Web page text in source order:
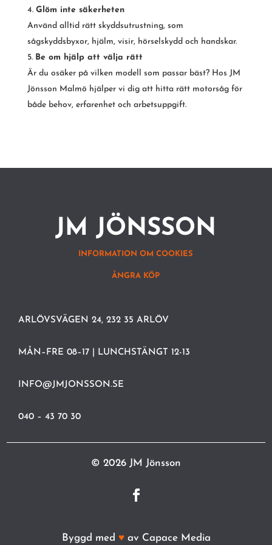
Glöm inte säkerheten
Använd alltid rätt skyddsutrustning, som
sågskyddsbyxor, hjälm, visir, hörselskydd och handskar.
Be om hjälp att välja rätt
Är du osäker på vilken modell som passar bäst? Hos JM
Jönsson Malmö hjälper vi dig att hitta rätt motorsåg för
både behov, erfarenhet och arbetsuppgift.
JM JÖNSSON
INFORMATION OM COOKIES
ÅNGRA KÖP
ARLÖVSVÄGEN 24, 232 35 ARLÖV
MÅN–FRE 08–17 | LUNCHSTÄNGT 12-13
INFO@JMJONSSON.SE
040 – 43 70 30
© 2026 JM Jönsson
Byggd med ♥av Capace Media